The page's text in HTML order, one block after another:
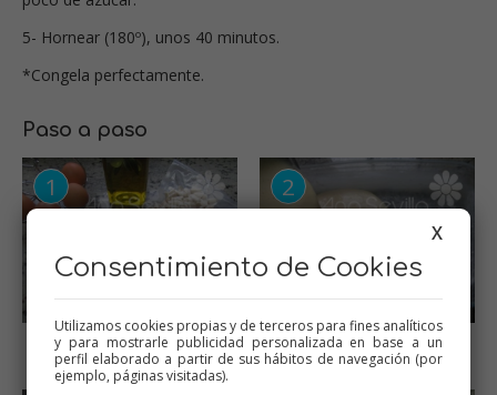
5- Hornear (180º), unos 40 minutos.
*Congela perfectamente.
Paso a paso
Ingredientes
Volcar en un molde
encamisado
X
Consentimiento de Cookies
Utilizamos cookies propias y de terceros para fines analíticos
y para mostrarle publicidad personalizada en base a un
perfil elaborado a partir de sus hábitos de navegación (por
ejemplo, páginas visitadas).